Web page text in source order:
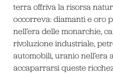
terra offriva la risorsa
occorreva: diamanti e oro
nell’era delle monarchie,
rivoluzione industriale,
automobili, uranio nell’era
accaparrarsi queste